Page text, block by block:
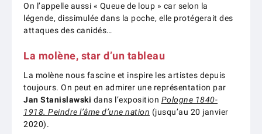
On l’appelle aussi « Queue de loup » car selon la
légende, dissimulée dans la poche, elle protégerait des
attaques des canidés…
La molène, star d’un tableau
La molène nous fascine et inspire les artistes depuis
toujours. On peut en admirer une représentation par
Jan Stanislawski dans l’exposition Pologne 1840-
1918. Peindre l’âme d’une nation (jusqu’au 20 janvier
2020).